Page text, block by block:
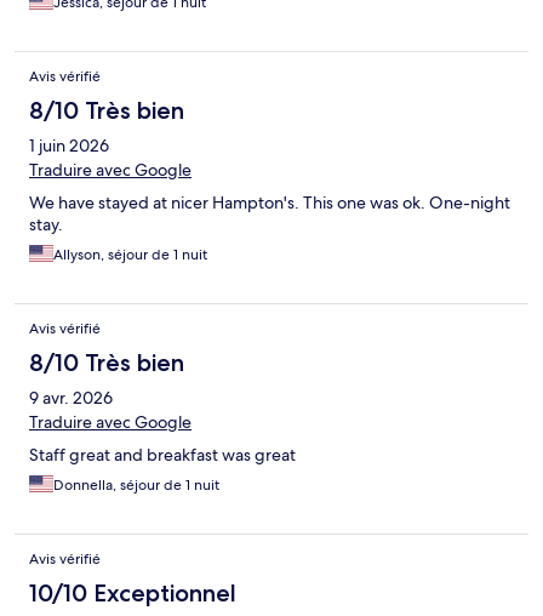
Avis vérifié
8/10 Très bien
1 juin 2026
Traduire avec Google
We have stayed at nicer Hampton's. This one was ok. One-night
stay.
Allyson, séjour de 1 nuit
Avis vérifié
8/10 Très bien
9 avr. 2026
Traduire avec Google
Staff great and breakfast was great
Donnella, séjour de 1 nuit
Avis vérifié
10/10 Exceptionnel